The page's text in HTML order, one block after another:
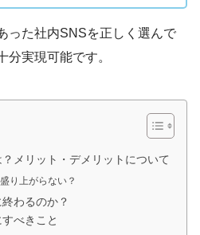
った社内SNSを正しく選んで
分実現可能です。
メリット・デメリットについて
り上がらない？
わるのか？
べきこと